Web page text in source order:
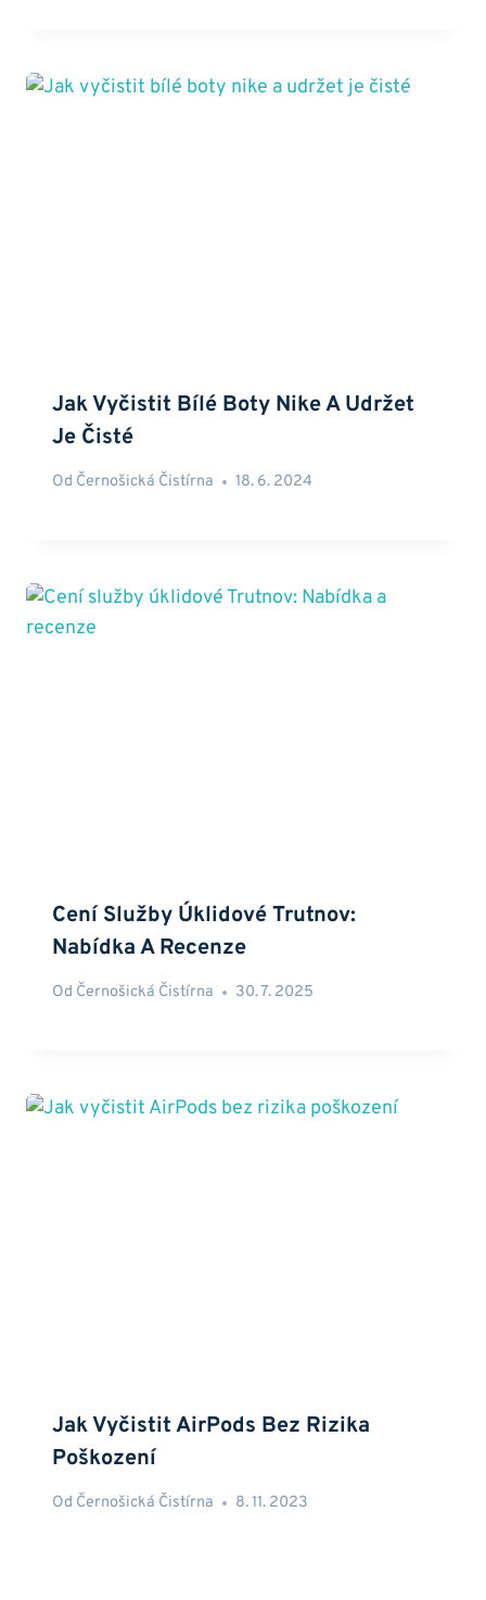
Jak Vyčistit Bílé Boty Nike A Udržet
Je Čisté
Od Černošická Čistírna 18. 6. 2024
Cení Služby Úklidové Trutnov:
Nabídka A Recenze
Od Černošická Čistírna 30. 7. 2025
Jak Vyčistit AirPods Bez Rizika
Poškození
Od Černošická Čistírna 8. 11. 2023